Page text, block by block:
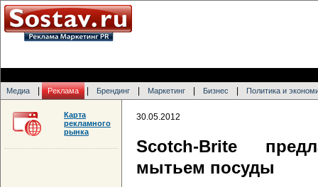
Медиа Реклама Брендинг Маркетинг Бизнес Политика и
30.05.2012
Scotch-Brite
мытьем посуды
Карта
рекламного
рынка